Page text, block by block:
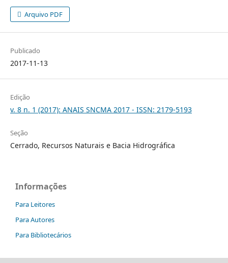
Arquivo PDF
Publicado
2017-11-13
Edição
v. 8 n. 1 (2017): ANAIS SNCMA 2017 - ISSN: 2179-5193
Seção
Cerrado, Recursos Naturais e Bacia Hidrográfica
Informações
Para Leitores
Para Autores
Para Bibliotecários